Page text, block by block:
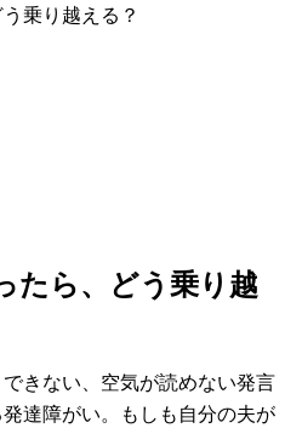
乗り越える？
たら、どう乗り越
きない、空気が読めない発言
達障がい。もしも自分の夫が